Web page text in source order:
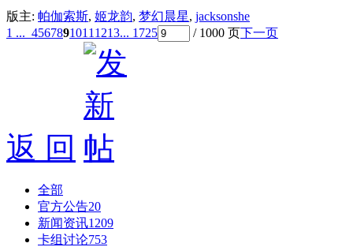
版主: 帕伽索斯, 姬龙韵, 梦幻晨星, jacksonshe
1 ... 4567891011 1213... 1725 / 1000 页下一页
返 回
全部
官方公告20
新闻资讯1209
卡组讨论753